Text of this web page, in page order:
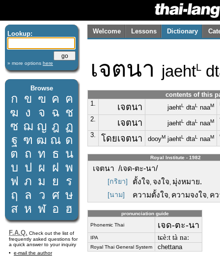
Lookup:
» more options here
Browse
ก ข ฃ ค ฅ
ฆ ง จ ฉ ช
ซ ฌ ญ ฎ ฏ
ฐ ฑ ฒ ณ ด
ต ถ ท ธ น
บ ป ผ ฝ พ
ฟ ภ ม ย
ร
ฤ
ล ว ศ ษ
ส ห ฬ อ ฮ
F.A.Q. Check out the list of
frequently asked questions for
a quick answer to your inquiry
e-mail the author
Welcome Lessons Dictionary
เจตนา jaehtL
contents of this
1.
เจตนา jaehtL dtaL naaM
2. เจตนา jaehtL dtaL naaM
3. โดยเจตนา dooyM jaehtL dtaL naaM
Royal Institute - 1982
เจตนา /เจด-ตะ-นา/
[กริยา] ตั้งใจ, จงใจ, มุ่งหมาย.
[นาม] ความตั้งใจ, ความจงใจ, ค
pronunciation guide
Phonemic Thai เจด-ตะ-นา
IPA tɕèːt tà naː
Royal Thai General System chettana